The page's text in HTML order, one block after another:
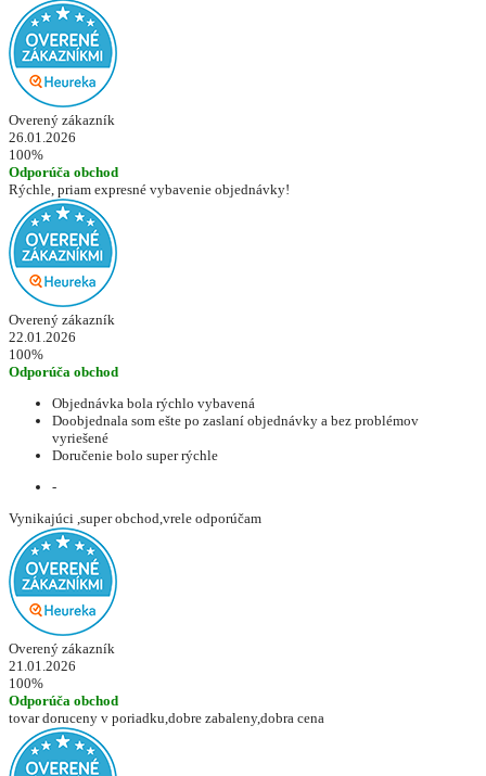
Overený zákazník
26.01.2026
100%
Odporúča obchod
Rýchle, priam expresné vybavenie objednávky!
Overený zákazník
22.01.2026
100%
Odporúča obchod
Objednávka bola rýchlo vybavená
Doobjednala som ešte po zaslaní objednávky a bez problémov
vyriešené
Doručenie bolo super rýchle
-
Vynikajúci ,super obchod,vrele odporúčam
Overený zákazník
21.01.2026
100%
Odporúča obchod
tovar doruceny v poriadku,dobre zabaleny,dobra cena